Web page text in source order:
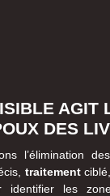
AGIT
DES
l’élimination
traitement
identifier les